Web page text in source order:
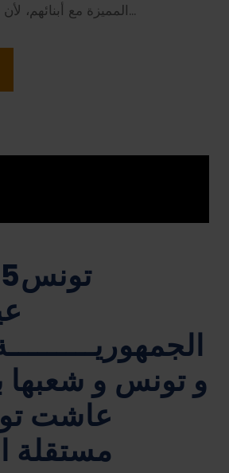
المميزة مع أبنائهم، لأن الإبداع المشترك هو...
و تونس و شعبها
عاشت
مستقلة